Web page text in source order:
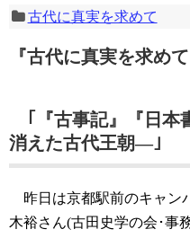
古代に真実を求めて
『古代に真実を求め
｢『古事記』『日本
消えた古代王朝―｣
昨日は京都駅前のキャン
木裕さん(古田史学の会･事